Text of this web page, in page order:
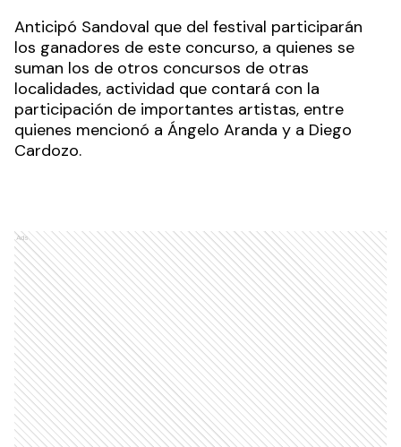
Anticipó Sandoval que del festival participarán
los ganadores de este concurso, a quienes se
suman los de otros concursos de otras
localidades, actividad que contará con la
participación de importantes artistas, entre
quienes mencionó a Ángelo Aranda y a Diego
Cardozo.
Ads